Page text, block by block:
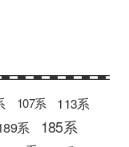
107系 113系
系 185系